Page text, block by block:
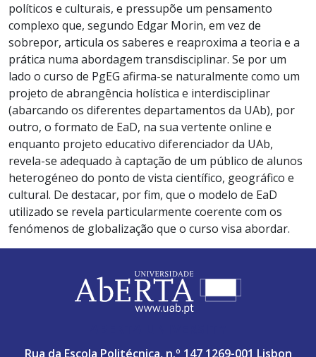
políticos e culturais, e pressupõe um pensamento
complexo que, segundo Edgar Morin, em vez de
sobrepor, articula os saberes e reaproxima a teoria e a
prática numa abordagem transdisciplinar. Se por um
lado o curso de PgEG afirma-se naturalmente como um
projeto de abrangência holística e interdisciplinar
(abarcando os diferentes departamentos da UAb), por
outro, o formato de EaD, na sua vertente online e
enquanto projeto educativo diferenciador da UAb,
revela-se adequado à captação de um público de alunos
heterogéneo do ponto de vista científico, geográfico e
cultural. De destacar, por fim, que o modelo de EaD
utilizado se revela particularmente coerente com os
fenómenos de globalização que o curso visa abordar.
Rua da Escola Politécnica, n.º 147 1269-001 Lisbon